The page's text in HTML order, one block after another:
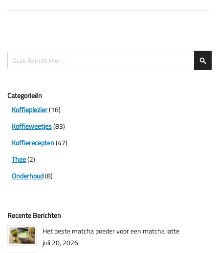
Categorieën
Koffieplezier(18)
Koffieweetjes(83)
Koffierecepten(47)
Thee(2)
Onderhoud(8)
Recente Berichten
Het beste matcha poeder voor een matcha latte
juli 20, 2026